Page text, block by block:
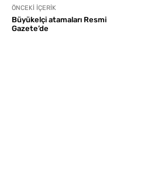
ÖNCEKI İÇERIK
Büyükelçi atamaları Resmi
Gazete’de